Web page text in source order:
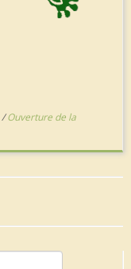
/Ouverture de la